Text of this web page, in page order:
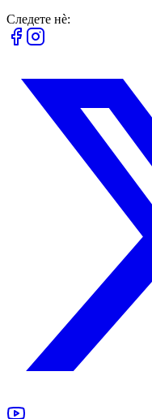
Следете нè: